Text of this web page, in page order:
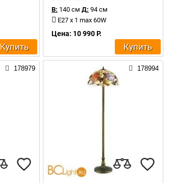
Купить
В: 140 см Д: 94 см
E27 x 1 max 60W
Цена: 10 990 Р.
Купить
178979 178994